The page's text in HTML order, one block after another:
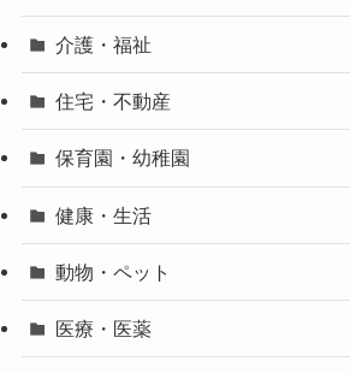
介護・福祉
住宅・不動産
保育園・幼稚園
健康・生活
動物・ペット
医療・医薬